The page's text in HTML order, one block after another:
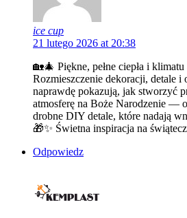
ice cup
21 lutego 2026 at 20:38
🏡🎄 Piękne, pełne ciepła i
Rozmieszczenie dekoracji, detale i
naprawdę pokazują, jak stworzyć
atmosferę na Boże Narodzenie —
drobne DIY detale, które nadają
🎁✨ Świetna inspiracja na
Odpowiedz